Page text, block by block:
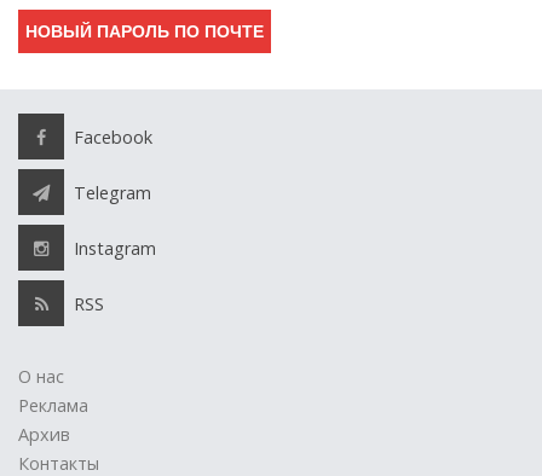
Facebook
Telegram
Instagram
RSS
О нас
Реклама
Архив
Контакты